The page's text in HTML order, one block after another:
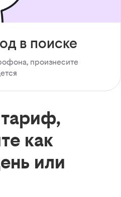
в поиске
произнесите
как
или